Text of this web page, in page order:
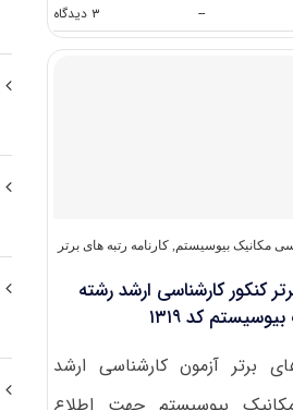
-- ۳ دیدگاه
on
کارنامه
رتبه‌های
مکانیک بیوسیستم,کارنامه رتبه های برتر
کنکور کارشناسی ارشد رشته
کد ۱۳۱۹
برتر آزمون کارشناسی ارشد